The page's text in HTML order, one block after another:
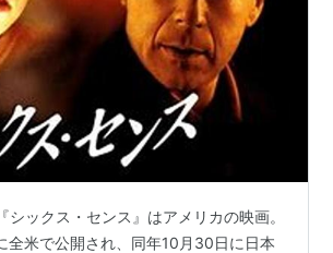
シックス・センス』はアメリカの映画。
全米で公開され、同年10月30日に日本